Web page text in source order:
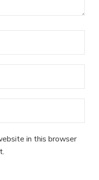
in this browser